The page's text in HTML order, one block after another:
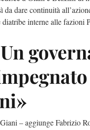
da dare continuità
diatribe interne alle fazioni
– aggiunge Fabrizio